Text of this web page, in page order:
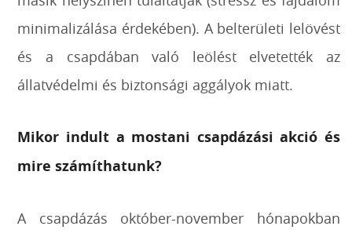
minimalizálása érdekében). A belterületi lelövést
és a csapdában való leölést elvetették az
állatvédelmi és biztonsági aggályok miatt.
Mikor indult a mostani csapdázási akció és
mire számíthatunk?
A csapdázás október-november hónapokban